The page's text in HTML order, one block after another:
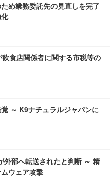
め業務委託先の見直しを完了
食店関係者に関する市税等の
～ K9ナチュラルジャパンに
外部へ転送されたと判断 ～ 精
ウェア攻撃